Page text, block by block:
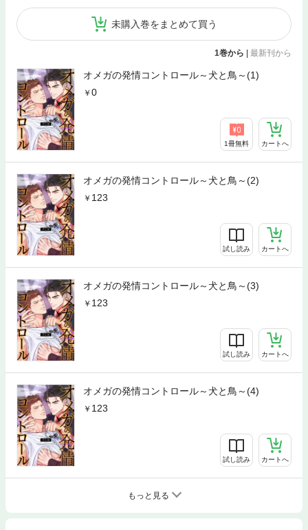
未購入巻をまとめて買う
1巻から | 最新刊から
オメガの発情コントロール～犬と鳥～(1)
0
1冊無料 カートへ
オメガの発情コントロール～犬と鳥～(2)
123
試し読み カートへ
オメガの発情コントロール～犬と鳥～(3)
123
試し読み カートへ
オメガの発情コントロール～犬と鳥～(4)
123
試し読み カートへ
もっと見る